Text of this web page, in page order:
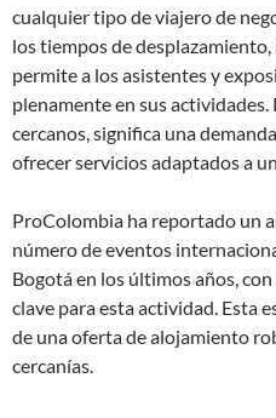
cualquier tipo de viajero de
los tiempos de
permite a los asistentes y
plenamente en sus
cercanos, significa una
ofrecer servicios adaptados a
ProColombia ha reportado un
número de eventos
Bogotá en los últimos años,
clave para esta actividad. Esta
de una oferta de alojamiento
cercanías.